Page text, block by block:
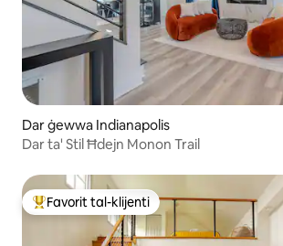
Dar ġewwa Indianapolis
Dar ta' Stil Ħdejn Monon Trail
Wieħed mill-aqwa favoriti tal-klijenti
Favorit tal-klijenti